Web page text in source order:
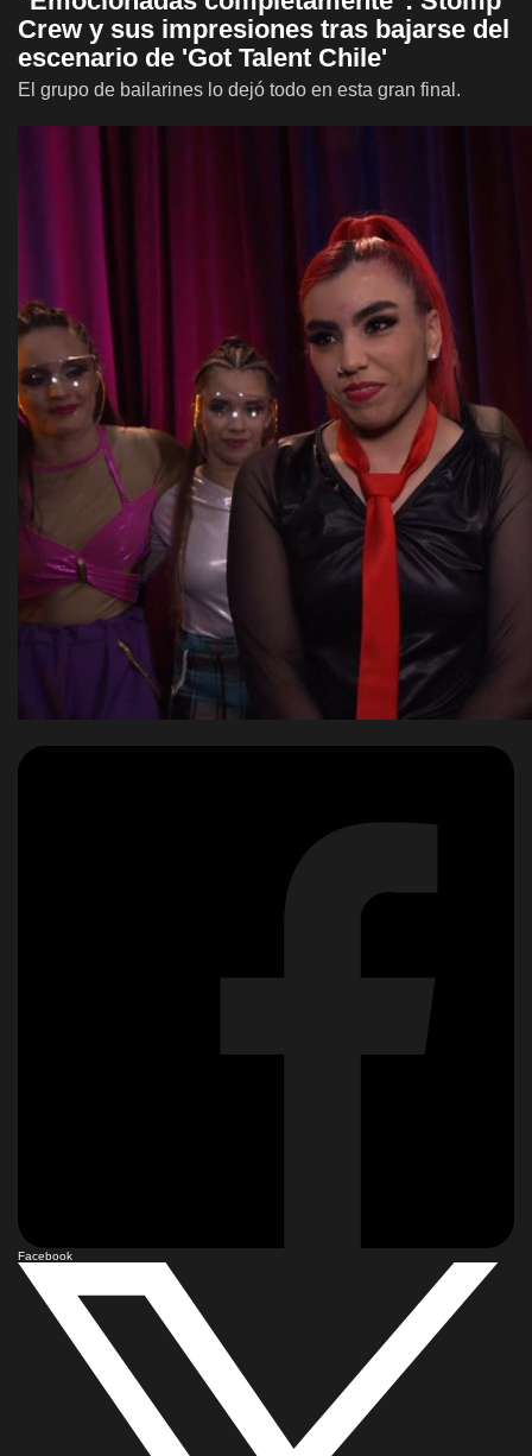
Crew y sus impresiones tras bajarse del
escenario de 'Got Talent Chile'
El grupo de bailarines lo dejó todo en esta gran final.
Facebook